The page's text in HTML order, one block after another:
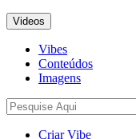
Videos
Vibes
Conteúdos
Imagens
Criar Vibe